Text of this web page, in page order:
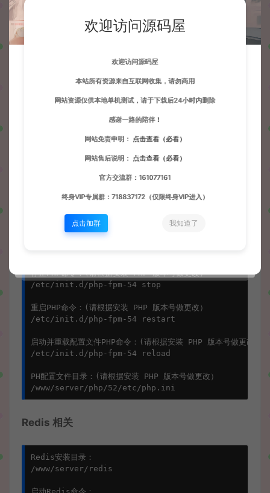
停止MySQL命令：
/etc/init.d/mysqld stop
/etc/init.d/mysqld restart
/etc/init.d/mysqld reload
MySQL配置文件目录：
/www/server/php
启动PHP命令：(请根据安装 PHP 版本号做更改）
停止PHP命令：(请根据安装 PHP 版本号做更改）
/etc/init.d/php-fpm-54 stop
重启PHP命令：(请根据安装 PHP 版本号做更改）
/etc/init.d/php-fpm-54 restart
启动并重载配置文件PHP命令：(请根据安装 PHP 版本号做更改）
/etc/init.d/php-fpm-54 reload
PH配置文件目录：(请根据安装 PHP 版本号做更改）
Redis 相关
Redis安装目录：
/www/server/redis
欢迎访问源码屋
欢迎访问源码屋
本站所有资源来自互联网收集，请勿商用
网站资源仅供本地单机测试，请于下载后24小时内删除
感谢一路的陪伴！
网站免责申明： 点击查看（必看）
网站售后说明： 点击查看（必看）
官方交流群：161077161
终身VIP专属群：718837172（仅限终身VIP进入）
点击加群 我知道了